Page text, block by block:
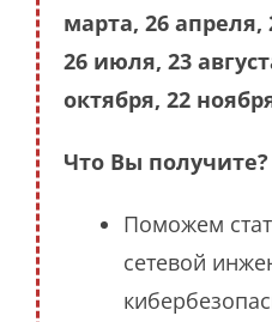
марта, 26
26 июля, 23
октября, 22
Что Вы получите?
Поможем
сетевой